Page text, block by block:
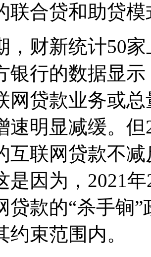
联合贷和助贷
财新统计50家
银行的数据显
网贷款业务或
速明显减缓。
互联网贷款不
是因为，2021
贷款的“杀手锏
约束范围内。